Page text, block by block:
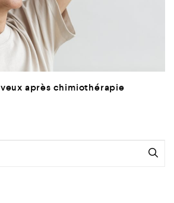
après chimiothérapie